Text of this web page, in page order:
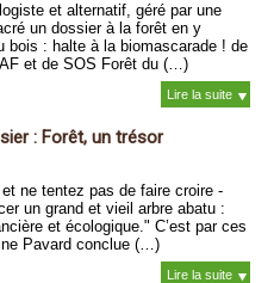
et alternatif, géré par une
un dossier à la forêt en y
bois : halte à la biomascarade ! de
et de SOS Forêt du (…)
Lire la suite
: Forêt, un trésor
ne tentez pas de faire croire -
un grand et vieil arbre abatu :
et écologique." C’est par ces
Pavard conclue (…)
Lire la suite